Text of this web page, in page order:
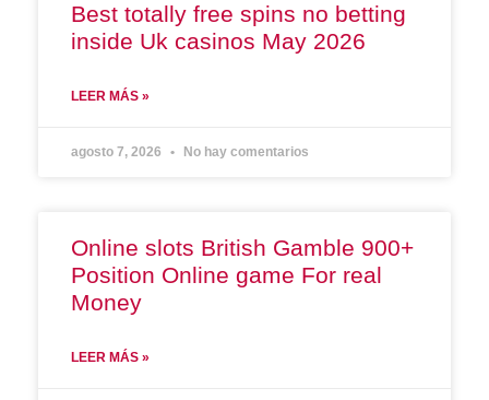
Best totally free spins no betting
inside Uk casinos May 2026
LEER MÁS »
agosto 7, 2026 No hay comentarios
Online slots British Gamble 900+
Position Online game For real
Money
LEER MÁS »